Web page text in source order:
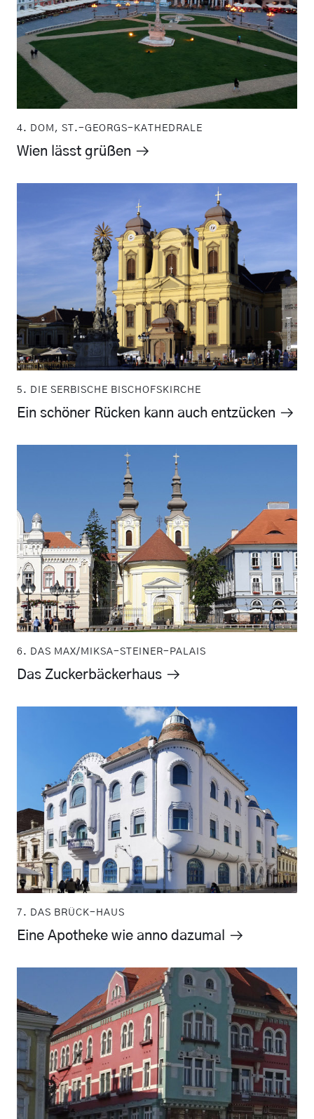
4. DOM, ST.-GEORGS-KATHEDRALE
Wien lässt grüßen
5. DIE SERBISCHE BISCHOFSKIRCHE
Ein schöner Rücken kann auch entzücken
6. DAS MAX/MIKSA-STEINER-PALAIS
Das Zuckerbäckerhaus
7. DAS BRÜCK-HAUS
Eine Apotheke wie anno dazumal